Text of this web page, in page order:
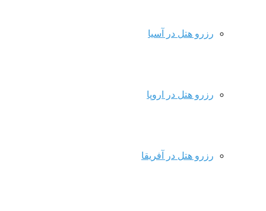
رزرو هتل در آسیا
رزرو هتل در اروپا
رزرو هتل در آفریقا